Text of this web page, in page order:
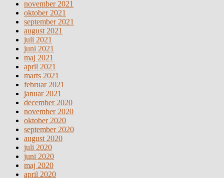
november 2021
oktober 2021
september 2021
august 2021
juli 2021
juni 2021
maj 2021
april 2021
marts 2021
februar 2021
januar 2021
december 2020
november 2020
oktober 2020
september 2020
august 2020
juli 2020
juni 2020
maj 2020
april 2020